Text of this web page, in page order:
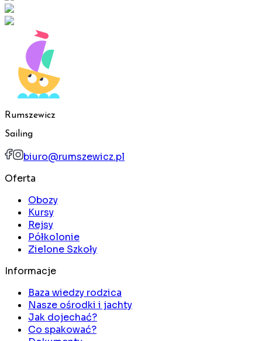
Rumszewicz
Sailing
biuro@rumszewicz.pl
Oferta
Obozy
Kursy
Rejsy
Półkolonie
Zielone Szkoły
Informacje
Baza wiedzy rodzica
Nasze ośrodki i jachty
Jak dojechać?
Co spakować?